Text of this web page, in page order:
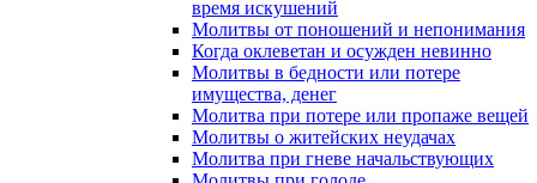
время искушений
Молитвы от поношений и непонимания
Когда оклеветан и осужден невинно
Молитвы в бедности или потере
имущества, денег
Молитва при потере или пропаже вещей
Молитвы о житейских неудачах
Молитва при гневе начальствующих